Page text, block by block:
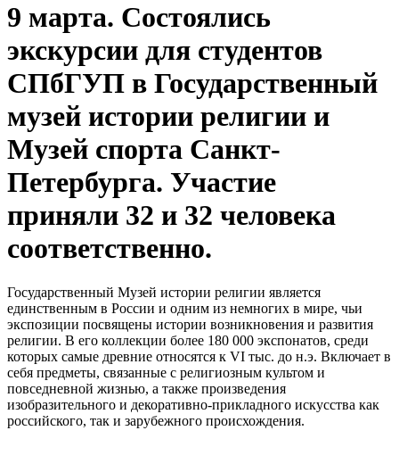
9 марта. Состоялись
экскурсии для студентов
СПбГУП в Государственный
музей истории религии и
Музей спорта Санкт-
Петербурга. Участие
приняли 32 и 32 человека
соответственно.
Государственный Музей истории религии является
единственным в России и одним из немногих в мире, чьи
экспозиции посвящены истории возникновения и развития
религии. В его коллекции более 180 000 экспонатов, среди
которых самые древние относятся к VI тыс. до н.э. Включает в
себя предметы, связанные с религиозным культом и
повседневной жизнью, а также произведения
изобразительного и декоративно-прикладного искусства как
российского, так и зарубежного происхождения.